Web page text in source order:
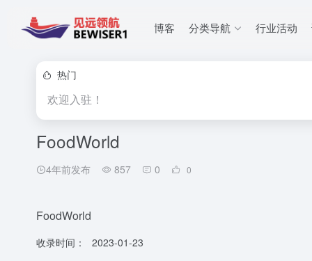
博客 分类导航 行业活动
热门
欢迎入驻！
FoodWorld
4年前发布 857 0 0
FoodWorld
收录时间：
2023-01-23